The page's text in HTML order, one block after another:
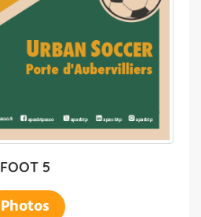
FOOT 5
Photos